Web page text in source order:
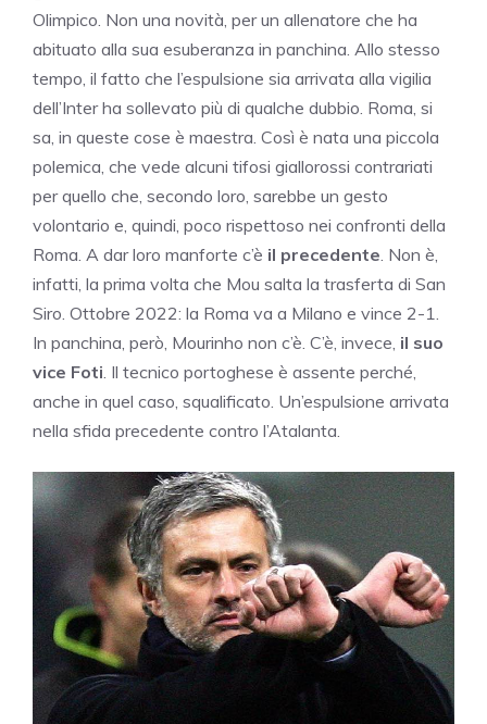
Olimpico. Non una novità, per un allenatore che ha
abituato alla sua esuberanza in panchina. Allo stesso
tempo, il fatto che l’espulsione sia arrivata alla vigilia
dell’Inter ha sollevato più di qualche dubbio. Roma, si
sa, in queste cose è maestra. Così è nata una piccola
polemica, che vede alcuni tifosi giallorossi contrariati
per quello che, secondo loro, sarebbe un gesto
volontario e, quindi, poco rispettoso nei confronti della
Roma. A dar loro manforte c’è il precedente . Non è,
infatti, la prima volta che Mou salta la trasferta di San
Siro. Ottobre 2022: la Roma va a Milano e vince 2-1.
In panchina, però, Mourinho non c’è. C’è, invece, il suo
vice Foti . Il tecnico portoghese è assente perché,
anche in quel caso, squalificato. Un’espulsione arrivata
nella sfida precedente contro l’Atalanta.